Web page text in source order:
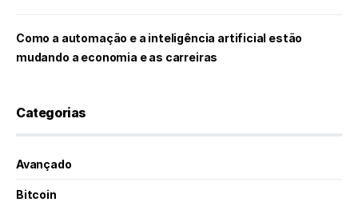
Como a automação e a inteligência artificial estão
mudando a economia e as carreiras
Categorias
Avançado
Bitcoin